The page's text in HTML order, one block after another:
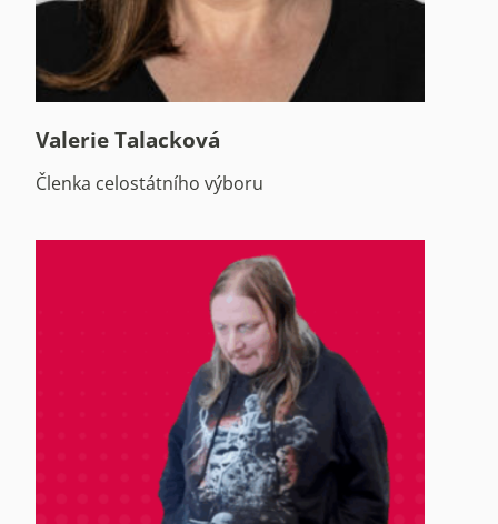
Valerie Talacková
Členka celostátního výboru